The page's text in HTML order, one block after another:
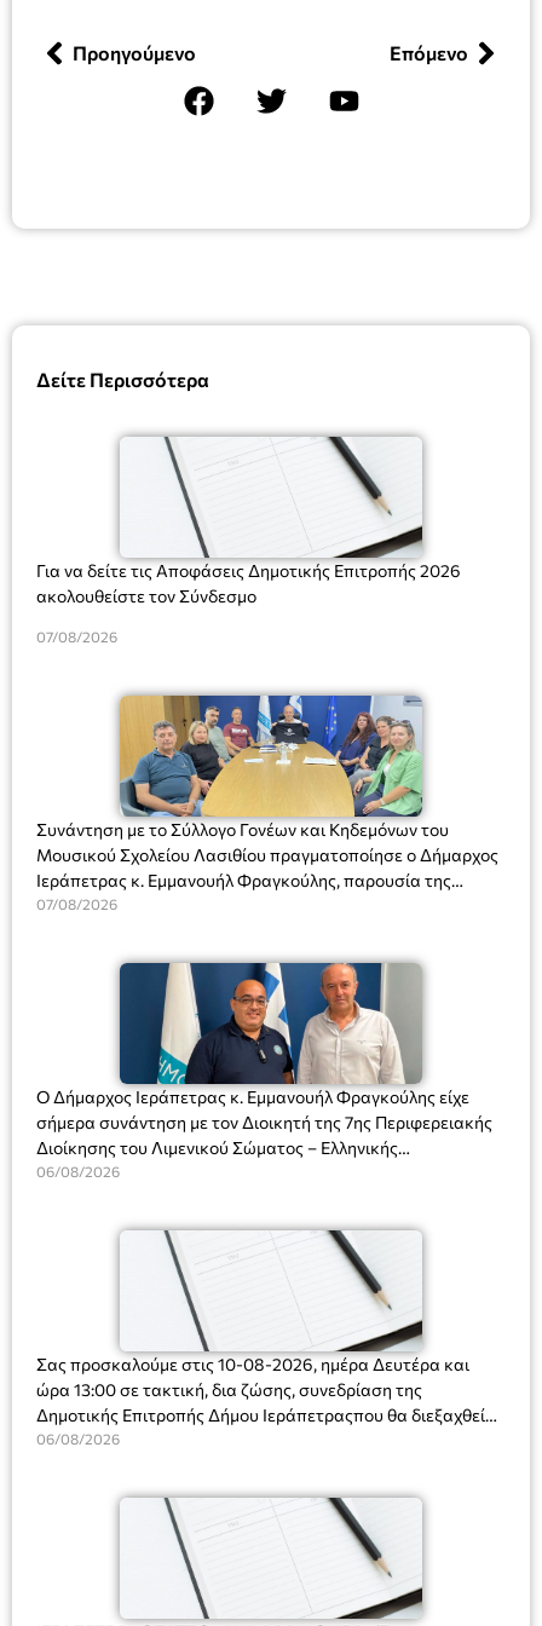
Δείτε Περισσότερα
Για να δείτε τις Αποφάσεις Δημοτικής Επιτροπής 2026
ακολουθείστε τον Σύνδεσμο
07/08/2026
Συνάντηση με το Σύλλογο Γονέων και Κηδεμόνων του
Μουσικού Σχολείου Λασιθίου πραγματοποίησε ο Δήμαρχος
Ιεράπετρας κ. Εμμανουήλ Φραγκούλης, παρουσία της
Διευθύντριας του σχολείου κας Μαριάννας Χαΐτα.
07/08/2026
Ο Δήμαρχος Ιεράπετρας κ. Εμμανουήλ Φραγκούλης είχε
σήμερα συνάντηση με τον Διοικητή της 7ης Περιφερειακής
Διοίκησης του Λιμενικού Σώματος – Ελληνικής
Ακτοφυλακής (Λ.Σ.-ΕΛ.ΑΚΤ.), Αρχιπλοίαρχο Λ.Σ. κ. Ιωάννη
06/08/2026
Σας προσκαλούμε στις 10-08-2026, ημέρα Δευτέρα και
ώρα 13:00 σε τακτική, δια ζώσης, συνεδρίαση της
Δημοτικής Επιτροπής Δήμου Ιεράπετραςπου θα διεξαχθεί
στο Δημοτικό Κατάστημα, Δημοκρατίας 31 στην αίθουσα
και λήψη αποφάσεων στα παρακάτω θέματα:
06/08/2026
Προηγούμενο Επόμενο